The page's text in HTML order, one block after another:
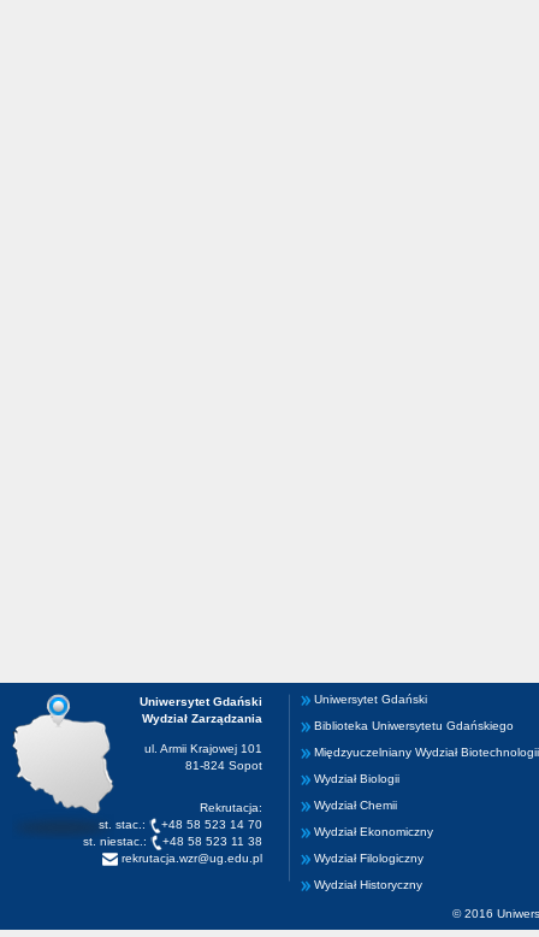
Uniwersytet Gdański
Wydział Zarządzania
ul. Armii Krajowej 101
81-824 Sopot
Rekrutacja:
st. stac.:
+48 58 523 14 70
st. niestac.:
+48 58 523 11 38
rekrutacja.wzr@ug.edu.pl
Uniwersytet Gdański
Biblioteka Uniwersytetu Gdańskiego
Międzyuczelniany Wydział Biotechnologii
Wydział Biologii
Wydział Chemii
Wydział Ekonomiczny
Wydział Filologiczny
Wydział Historyczny
© 2016